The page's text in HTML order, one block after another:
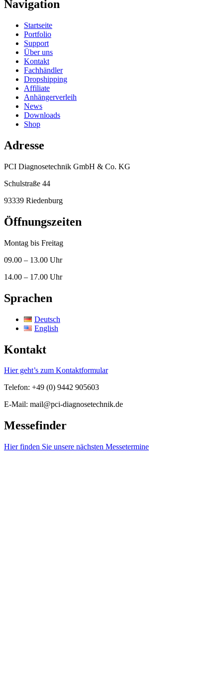
Navigation
Startseite
Portfolio
Support
Über uns
Kontakt
Fachhändler
Dropshipping
Affiliate
Anhängerverleih
News
Downloads
Shop
Adresse
PCI Diagnosetechnik GmbH & Co. KG
Schulstraße 44
93339 Riedenburg
Öffnungszeiten
Montag bis Freitag
09.00 – 13.00 Uhr
14.00 – 17.00 Uhr
Sprachen
Deutsch
English
Kontakt
Hier geht’s zum Kontaktformular
Telefon: +49 (0) 9442 905603
E-Mail: mail@pci-diagnosetechnik.de
Messefinder
Hier finden Sie unsere nächsten Messetermine